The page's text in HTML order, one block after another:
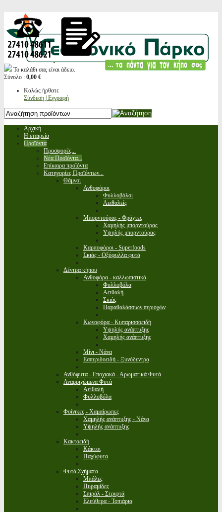
Το καλάθι σας είναι άδειο.
Σύνολο : 0,00 €
Καλώς ήρθατε
Σύνδεση | Εγγραφή
Αρχική
Η εταιρεία
Προϊόντα
Προσφορές...
Νέα Προϊόντα...
Επίκαιρα προϊόντα
Κατηγορίες Προϊόντων...
Θάμνοι
Ανθοφόροι
Φυλλοβόλοι
Αειθαλείς
Μπορντούρας - Φράχτες
Χαμηλής μπορντούρας
Υψηλής μπορντούρας
Καρποφόροι - Superfoods
Σκιάς - Οξύφυλλα φυτά
Δέντρα κήπου
Ανθοφόρα - καλλωπιστικά
Φυλλοβόλα
Αειθαλή
Σκιάς
Παραθαλάσσιων περιοχών
Κωνοφόρα - Κυπαρισσοειδή
Υψηλής ανάπτυξης
Χαμηλής ανάπτυξης
Μίνι - Νάνα
Εσπεριδοειδή - Ξυνόδεντρα
Ανθόφυτα - Εποχιακά - Αρωματικά Φυτά
Αναρριχώμενα Φυτά
Αειθαλή
Φυλλοβόλα
Φοίνικες - Χαμαίρωπες
Χαμηλής ανάπτυξης - Νάνα
Υψηλής ανάπτυξης
Κακτοειδή
Κάκτοι
Παχύφυτα
Φυτά Σχήματα
Μπάλες
Πυραμίδες
Σπιράλ - Στριφτά
Ελεύθερα - Τοπιάρια